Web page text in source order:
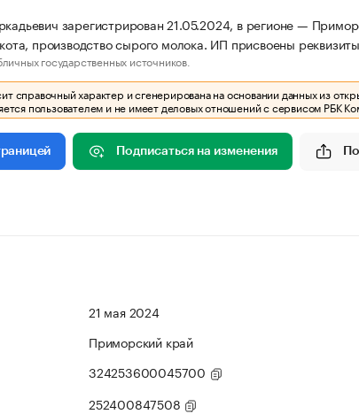
зарегистрирован 21.05.2024, в регионе —
производство сырого молока. ИП присвоены
государственных источников.
справочный характер и сгенерирована на основании данных из
пользователем и не имеет деловых отношений с сервисом РБК
Подписаться на изменения
21 мая 2024
Приморский край
324253600045700
252400847508